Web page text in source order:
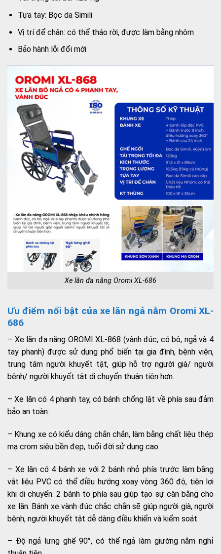
Tựa tay: Bọc da Simili
Vị trí để chân: có thể tháo rời, được làm bằng nhôm
Bảo hành lỗi đổi mới
Xe lăn đa năng Oromi XL-686
Ưu điểm nổi bật của xe lăn ngả nằm Oromi XL-
686
– Xe lăn đa năng OROMI XL-868 (vành đúc, có bô, ngả và 4
tay phanh) được sử dụng phổ biến tại gia đình, bệnh viện,
trung tâm người khuyết tật, giúp hỗ trợ người già/ người
bệnh/ người khuyết tật di chuyển thuận tiện hơn.
– Xe lăn có 4 phanh tay, có bánh chống lật về phía sau đảm
bảo an toàn.
– Khung xe có kiểu dáng chắn chắn, làm bằng chất liệu thép
mạ crom siêu bền đẹp, tuổi đời sử dụng cao.
– Xe lăn có 4 bánh xe với 2 bánh nhỏ phía trước làm bằng
vật liệu PVC có thể điều hướng xoay vòng 360 độ, tiện lợi
khi di chuyển. 2 bánh to phía sau giúp tạo sự cân bằng cho
xe lăn. Bánh xe vành đúc chắc chắn sẽ giúp người già, người
bệnh, người khuyết tật dễ dàng điều khiển và kiểm soát
– Độ ngả lưng ghế 90°, có thể ngả làm giường nằm nghỉ